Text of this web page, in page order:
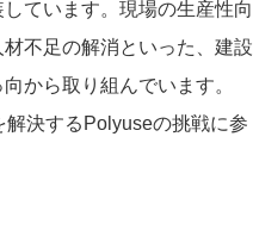
ています。現場の生産性向
不足の解消といった、建設
から取り組んでいます。
決するPolyuseの挑戦に参